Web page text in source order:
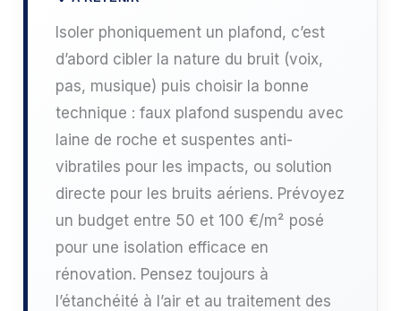
Isoler phoniquement un plafond, c’est
d’abord cibler la nature du bruit (voix,
pas, musique) puis choisir la bonne
technique : faux plafond suspendu avec
laine de roche et suspentes anti-
vibratiles pour les impacts, ou solution
directe pour les bruits aériens. Prévoyez
un budget entre 50 et 100 €/m² posé
pour une isolation efficace en
rénovation. Pensez toujours à
l’étanchéité à l’air et au traitement des